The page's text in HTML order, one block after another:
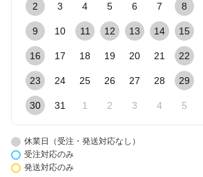
2 3 4 5 6 7 8
9 10 11 12 13 14 15
16 17 18 19 20 21 22
23 24 25 26 27 28 29
30 31 1 2 3 4 5
休業日（受注・発送対応なし）
受注対応のみ
発送対応のみ